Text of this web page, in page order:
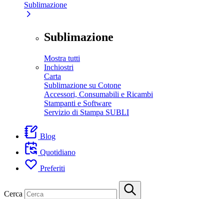
Sublimazione
Sublimazione
Mostra tutti
Inchiostri
Carta
Sublimazione su Cotone
Accessori, Consumabili e Ricambi
Stampanti e Software
Servizio di Stampa SUBLI
Blog
Quotidiano
Preferiti
Cerca